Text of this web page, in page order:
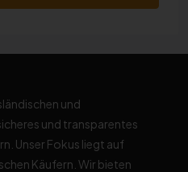
und
und transparentes
Unser Fokus liegt auf
Käufern. Wir bieten